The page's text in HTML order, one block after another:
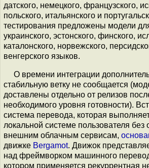
датского, немецкого, французского,
польского, итальянского и
тестирования предложены модели
украинского, эстонского, финского,
каталонского, норвежского,
венгерского языков.
О времени интеграции
стабильную ветку не сообщается
доставлены отдельно от релизов
необходимого уровня готовности).
система перевода, которая
локальной системе пользователя
внешним облачным сервисам,
движке Bergamot. Движок
над фреймворком машинного
котором применяется рекуррентная